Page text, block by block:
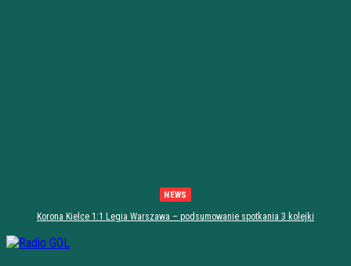
NEWS
Korona Kielce 1:1 Legia Warszawa – podsumowanie spotkania 3 kolejki